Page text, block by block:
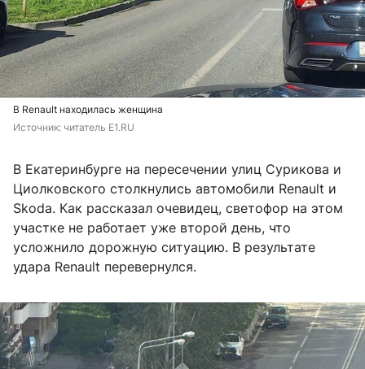
В Renault находилась женщина
Источник: читатель E1.RU
В Екатеринбурге на пересечении улиц Сурикова и
Циолковского столкнулись автомобили Renault и
Skoda. Как рассказал очевидец, светофор на этом
участке не работает уже второй день, что
усложнило дорожную ситуацию. В результате
удара Renault перевернулся.